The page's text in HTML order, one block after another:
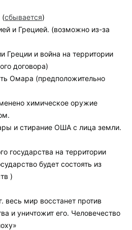
(сбывается)
и Грецией. (возможно из-за
Греции и война на территории
договора)
Омара (предположительно
химическое оружие
и стирание ОША с лица земли.
государства на территории
будет состоять из
)
мир восстанет против
и уничтожит его. Человечество